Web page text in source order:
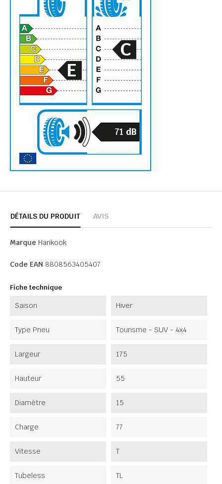
E
C
71 dB
DÉTAILS DU PRODUIT AVIS
Marque Hankook
Code EAN 8808563405407
Fiche technique
Saison Hiver
Type Pneu Tourisme - SUV - 4x4
Largeur 175
Hauteur 55
Diamètre 15
Charge 77
Vitesse T
Tubeless TL